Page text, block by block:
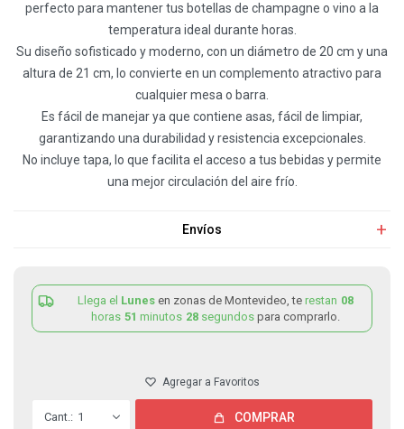
perfecto para mantener tus botellas de champagne o vino a la
temperatura ideal durante horas.
Su diseño sofisticado y moderno, con un diámetro de 20 cm y una
altura de 21 cm, lo convierte en un complemento atractivo para
cualquier mesa o barra.
Es fácil de manejar ya que contiene asas, fácil de limpiar,
garantizando una durabilidad y resistencia excepcionales.
No incluye tapa, lo que facilita el acceso a tus bebidas y permite
una mejor circulación del aire frío.
Envíos
Llega el Lunes en zonas de Montevideo, te restan 08
horas 51 minutos 28 segundos para comprarlo.
1 COMPRAR